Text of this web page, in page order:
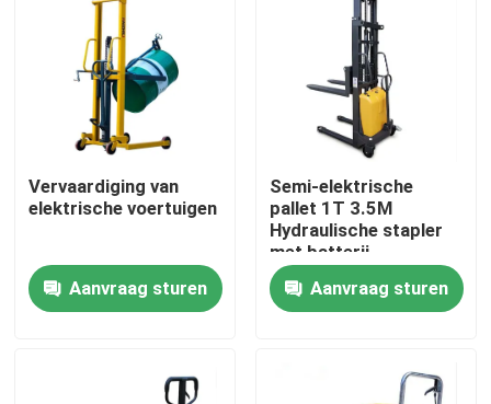
Vervaardiging van
elektrische voertuigen
Aanvraag sturen
Semi-elektrische
pallet 1T 3.5M
Hydraulische stapler
met batterij
Aanvraag sturen